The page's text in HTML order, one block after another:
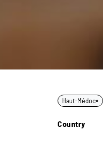
Haut-Médoc×
Country